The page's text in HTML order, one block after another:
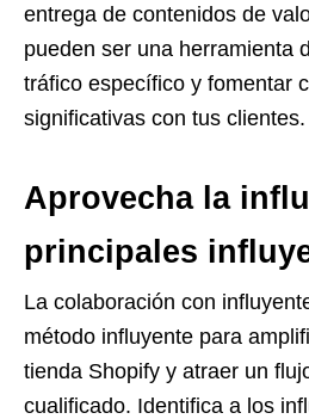
entrega de contenidos de
pueden ser una herramienta
tráfico específico y fomentar
significativas con tus clientes.
Aprovecha la
principales
La colaboración con
método influyente para
tienda Shopify y atraer un
cualificado. Identifica a los